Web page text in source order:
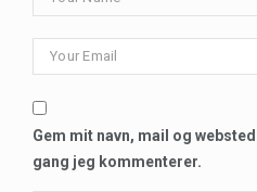
Gem mit navn, mail og
gang jeg kommenterer.